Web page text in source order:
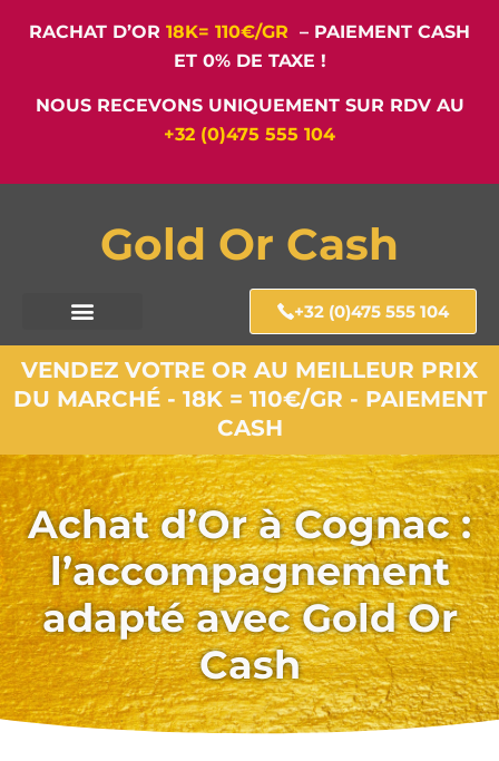
RACHAT D’OR 18K= 110€/GR – PAIEMENT CASH
ET 0% DE TAXE !
NOUS RECEVONS UNIQUEMENT SUR RDV AU
+32 (0)475 555 104
Gold Or Cash
+32 (0)475 555 104
VENDEZ VOTRE OR AU MEILLEUR PRIX
DU MARCHÉ - 18K = 110€/GR - PAIEMENT
CASH
Achat d’Or à Cognac :
l’accompagnement
adapté avec Gold Or
Cash